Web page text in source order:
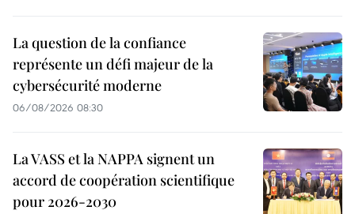
La question de la confiance
représente un défi majeur de la
cybersécurité moderne
06/08/2026 08:30
La VASS et la NAPPA signent un
accord de coopération scientifique
pour 2026-2030